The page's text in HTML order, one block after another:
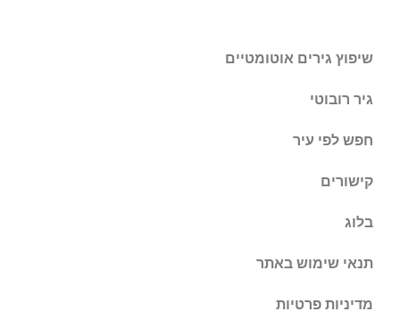
שיפוץ גירים אוטומטיים
גיר רובוטי
חפש לפי עיר
קישורים
בלוג
תנאי שימוש באתר
מדיניות פרטיות